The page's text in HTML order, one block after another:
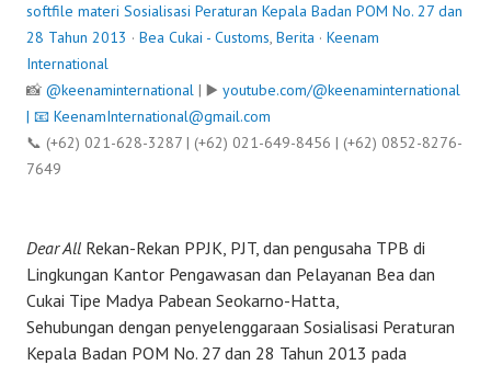
softfile materi Sosialisasi Peraturan Kepala Badan POM No. 27 dan
28 Tahun 2013 · Bea Cukai - Customs, Berita · Keenam
International
📸 @keenaminternational | ▶️ youtube.com/@keenaminternational
| 📧 KeenamInternational@gmail.com
📞 (+62) 021-628-3287 | (+62) 021-649-8456 | (+62) 0852-8276-
7649
Dear All Rekan-Rekan PPJK, PJT, dan pengusaha TPB di
Lingkungan Kantor Pengawasan dan Pelayanan Bea dan
Cukai Tipe Madya Pabean Seokarno-Hatta,
Sehubungan dengan penyelenggaraan Sosialisasi Peraturan
Kepala Badan POM No. 27 dan 28 Tahun 2013 pada